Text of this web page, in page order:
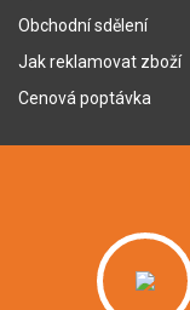
Obchodní sdělení
Jak reklamovat zboží
Cenová poptávka